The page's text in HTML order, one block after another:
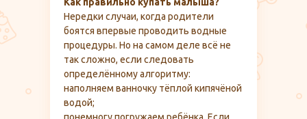
Нередки случаи, когда родители
боятся впервые проводить водные
процедуры. Но на самом деле всё не
так сложно, если следовать
определённому алгоритму:
наполняем ванночку тёплой кипячёной
водой;